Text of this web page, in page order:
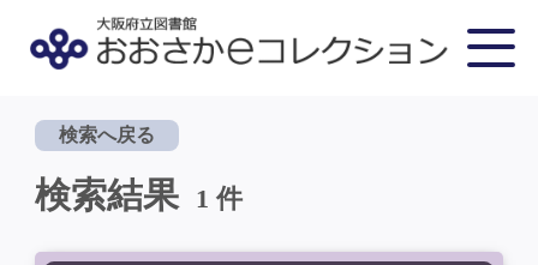
検索へ戻る
検索結果 1 件